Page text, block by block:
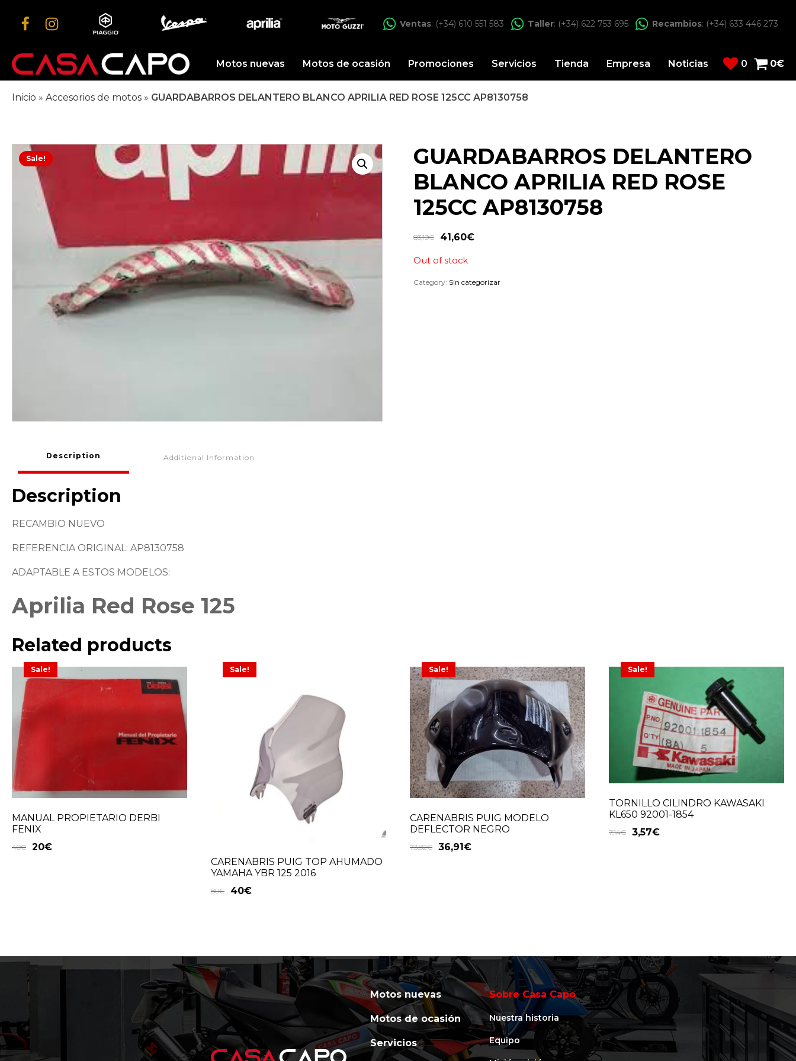
Ventas: (+34) 610 551 583 Taller: (+34) 622 753 695 Recambios: (+34) 633 446 273
Motos nuevas Motos de ocasión Promociones Servicios Tienda Empresa Noticias 0 0€
Inicio » Accesorios de motos » GUARDABARROS DELANTERO BLANCO APRILIA RED ROSE 125CC AP8130758
Sale!
GUARDABARROS DELANTERO
BLANCO APRILIA RED ROSE
125CC AP8130758
83,19€ 41,60€
Out of stock
Category: Sin categorizar
Description Additional Information
Description
RECAMBIO NUEVO
REFERENCIA ORIGINAL: AP8130758
ADAPTABLE A ESTOS MODELOS:
Aprilia Red Rose 125
Related products
Sale!
MANUAL PROPIETARIO DERBI
FENIX
40€ 20€
Sale!
CARENABRIS PUIG TOP AHUMADO
YAMAHA YBR 125 2016
80€ 40€
Sale!
CARENABRIS PUIG MODELO
DEFLECTOR NEGRO
73,82€ 36,91 €
Sale!
TORNILLO CILINDRO KAWASAKI
KL650 92001-1854
7,14€ 3,57€
Motos nuevas
Motos de ocasión
Servicios
Sobre Casa Capo
Nuestra historia
Equipo